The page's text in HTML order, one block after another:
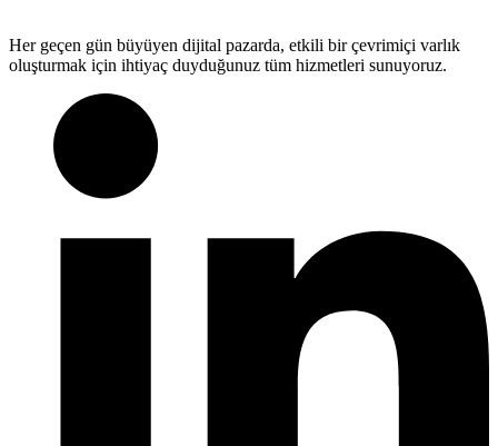
Her geçen gün büyüyen dijital pazarda, etkili bir çevrimiçi varlık
oluşturmak için ihtiyaç duyduğunuz tüm hizmetleri sunuyoruz.